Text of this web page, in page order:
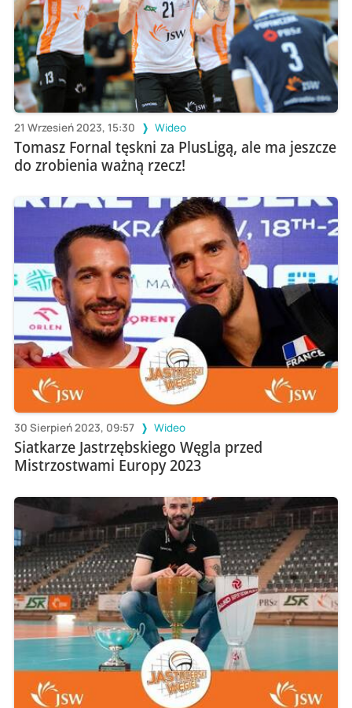
21 Wrzesień 2023, 15:30 Wideo
Tomasz Fornal tęskni za PlusLigą, ale ma jeszcze
do zrobienia ważną rzecz!
30 Sierpień 2023, 09:57 Wideo
Siatkarze Jastrzębskiego Węgla przed
Mistrzostwami Europy 2023